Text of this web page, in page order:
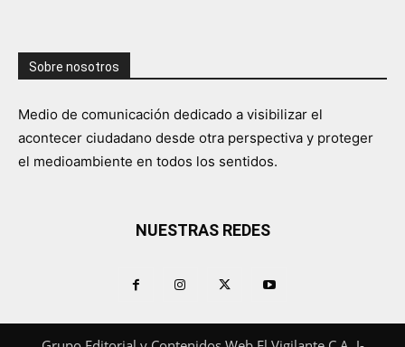
Sobre nosotros
Medio de comunicación dedicado a visibilizar el
acontecer ciudadano desde otra perspectiva y proteger
el medioambiente en todos los sentidos.
NUESTRAS REDES